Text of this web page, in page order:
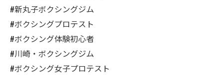
#新丸子ボクシングジム
#ボクシングプロテスト
#ボクシング体験初心者
#川崎・ボクシングジム
#ボクシング女子プロテスト